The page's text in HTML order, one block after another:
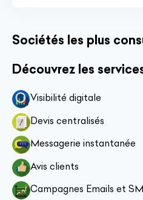
Sociétés les plus
Découvrez les
Visibilité digitale
Devis centralisés
Messagerie instantanée
Avis clients
Campagnes Emails et